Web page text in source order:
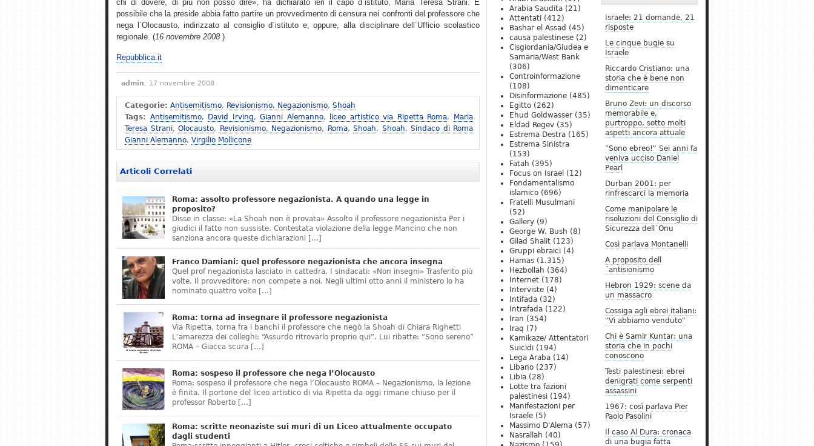
chi di dovere, di più non posso dire», ha dichiarato ieri il capo d´istituto, Maria Teresa Strani. È
possibile che la preside abbia fatto partire un provvedimento di censura nei confronti del professore che
nega l´Olocausto, indirizzato al consiglio d´istituto e, oppure, alla disciplinare dell´Ufficio scolastico
regionale. (16 novembre 2008 )
Repubblica.it
admin, 17 novembre 2008
Categorie: Antisemitismo, Revisionismo, Negazionismo, Shoah
Tags: Antisemitismo, David Irving,Gianni Alemanno, liceo artistico via Ripetta Roma,
Maria
Teresa Strani, Olocausto, Revisionismo, Negazionismo, Roma, Shoah, Shoah, Sindaco di Roma
Gianni Alemanno, Virgilio Mollicone
Articoli Correlati
Roma: assolto professore negazionista. A quando una legge in
proposito?
Disse in classe: «La Shoah non è provata» Assolto il professore negazionista Per i
giudici il fatto non sussiste. Contestata violazione della legge Mancino che non
sanziona ancora queste dichiarazioni […]
Franco Damiani: quel professore negazionista che ancora insegna
Quel prof negazionista lasciato in cattedra. I sindacati: «Non insegni» Trasferito più
volte. Il provveditore: non compete a noi. Negli ultimi otto anni il ministero lo ha
nominato quattro volte […]
Roma: torna ad insegnare il professore negazionista
Via Ripetta, torna fra i banchi il professore che negò la Shoah di Chiara Righetti
L’amarezza dei colleghi: “Assurdo ritrovarlo proprio qui”. Lui ribatte: “Sono sereno”
ROMA – Giacca scura […]
Roma: sospeso il professore che nega l’Olocausto
Roma: sospeso il professore che nega l’Olocausto ROMA – Negazionismo, la lezione
è finita. Il portone del liceo artistico di via Ripetta da oggi rimane chiuso per il
professor Roberto […]
Roma: scritte neonaziste sui muri di un Liceo attualmente occupato
dagli studenti
Israele: 21 domande, 21
risposte
Le cinque bugie su
Israele
Riccardo Cristiano: una
storia che è bene non
dimenticare
Bruno Zevi: un discorso
memorabile e,
purtroppo, sotto molti
aspetti ancora attuale
"Sono ebreo!" Sei anni fa
veniva ucciso Daniel
Pearl
Durban 2001: per
rinfrescarci la memoria
Come manipolare le
risoluzioni del Consiglio di
Sicurezza dell´Onu
Così parlava Montanelli
A proposito dell
´antisionismo
Hebron 1929: scene da
un massacro
Cossiga agli ebrei italiani:
"Vi abbiamo venduto"
Chi è Samir Kuntar: una
storia che in pochi
conoscono
Testi palestinesi: ebrei
denigrati come serpenti
assassini
1967: così parlava Pier
Paolo Pasolini
Il caso Al Dura: cronaca
di una bugia fatta
Arabia Saudita (21)
Attentati (412)
Bashar el Assad (45)
causa palestinese (2)
Cisgiordania/Giudea e
Samaria/West Bank
(306)
Controinformazione
(108)
Disinformazione (485)
Egitto (262)
Ehud Goldwasser (35)
Eldad Regev (35)
Estrema Destra (165)
Estrema Sinistra
(153)
Fatah (395)
Focus on Israel (12)
Fondamentalismo
islamico (696)
Fratelli Musulmani
(52)
Gallery (9)
George W. Bush (8)
Gilad Shalit (123)
Gruppi ebraici (4)
Hamas (1.315)
Hezbollah (364)
Internet (178)
Interviste (4)
Intifada (32)
Intrafada (122)
Iran (354)
Iraq (7)
Kamikaze/ Attentatori
Suicidi (194)
Lega Araba (14)
Libano (237)
Libia (28)
Lotte tra fazioni
palestinesi (194)
Manifestazioni per
Israele (5)
Massimo D'Alema (57)
Nasrallah (40)